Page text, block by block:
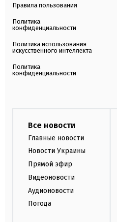
Правила пользования
Политика
конфиденциальности
Политика использования
искусственного интеллекта
Политика
конфиденциальности
Все новости
Главные новости
Новости Украины
Прямой эфир
Видеоновости
Аудионовости
Погода